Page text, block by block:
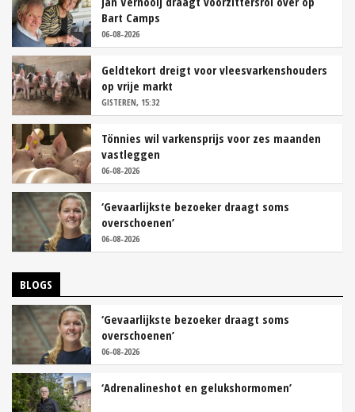
Bart Camps
06-08-2026
Geldtekort dreigt voor vleesvarkenshouders
op vrije markt
GISTEREN, 15:32
Tönnies wil varkensprijs voor zes maanden
vastleggen
06-08-2026
‘Gevaarlijkste bezoeker draagt soms
overschoenen’
06-08-2026
BLOGS
‘Gevaarlijkste bezoeker draagt soms
overschoenen’
06-08-2026
‘Adrenalineshot en gelukshormomen’